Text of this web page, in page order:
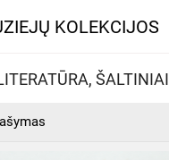
KOLEKCIJOS
ŠALTINIAI